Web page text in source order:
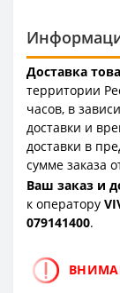
Доставка
территории
часов, в
доставки и
доставки в
сумме заказа
Ваш заказ и
к оператору
079141400.